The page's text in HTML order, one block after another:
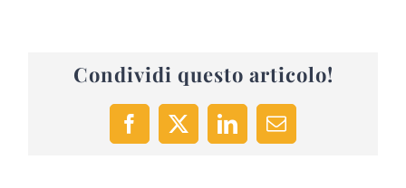
Condividi questo articolo!
Facebook
X LinkedInEmail